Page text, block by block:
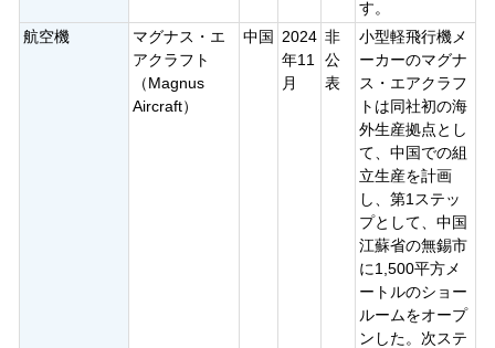
す。
航空機
マグナス・エ
アクラフト
（Magnus
Aircraft）
中国
2024
年11
月
非
公
表
小型軽飛行機メ
ーカーのマグナ
ス・エアクラフ
トは同社初の海
外生産拠点とし
て、中国での組
立生産を計画
し、第1ステッ
プとして、中国
江蘇省の無錫市
に1,500平方メ
ートルのショー
ルームをオープ
ンした。次ステ